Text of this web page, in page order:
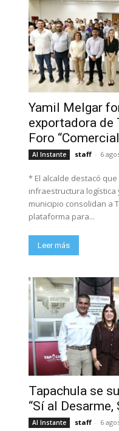
Yamil Melgar
exportadora de
Foro
Al Instante staff - 6
* El alcalde destacó
infraestructura
municipio consolidan a
plataforma para...
Leer más
Tapachula se
“Sí al Desarme,
Al Instante staff - 6